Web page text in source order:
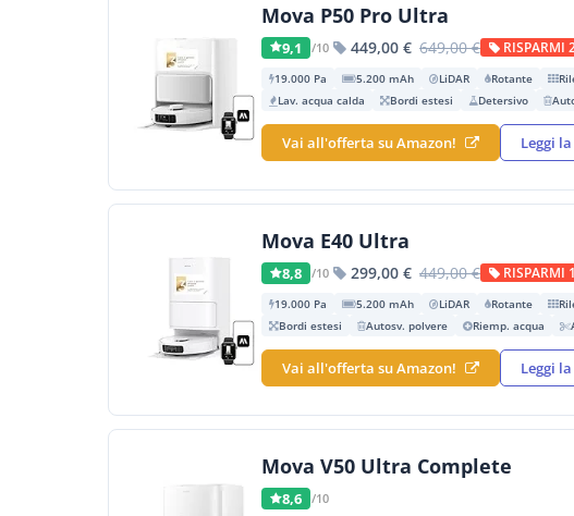
Mova P50 Pro Ultra
9,1 /10 449,00 € 649,00 € RISPARMI
19.000 Pa 5.200 mAh LiDAR Rotante
Lav. acqua calda
Bordi estesi Detersivo
Vai all'offerta su Amazon! Leggi
Mova E40 Ultra
8,8 /10 299,00 € 449,00 € RISPARMI
19.000 Pa 5.200 mAh LiDAR Rotante
Bordi estesi
Autosv. polvere Riemp. acqua
Vai all'offerta su Amazon! Leggi
Mova V50 Ultra Complete
8,6 /10